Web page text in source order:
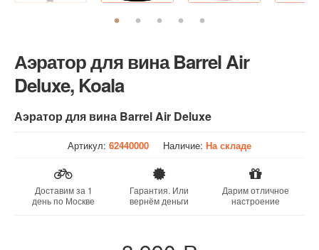
Аэратор для вина Barrel Air
Deluxe, Koala
Аэратор для вина Barrel Air Deluxe
Артикул: 62440000 Наличие:На складе
Доставим за 1
день по Москве
Гарантия. Или
вернём деньги
Дарим отличное
настроение